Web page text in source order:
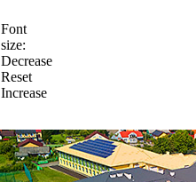
Font
size:
Decrease
Reset
Increase